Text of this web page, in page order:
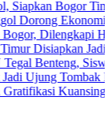
Timur Jadi
Bogor
Hotel Hewan
Jadi Pusat
Siswa Kini
Pelayanan
Menguat